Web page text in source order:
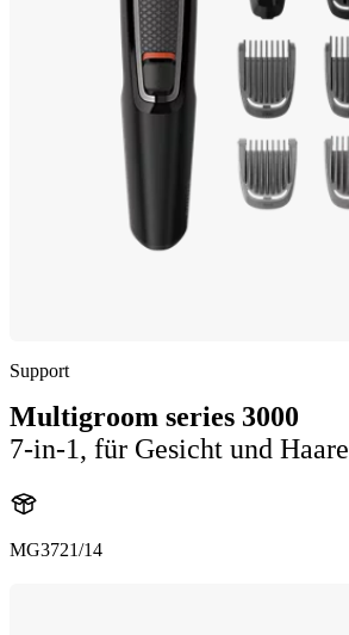
Support
Multigroom series 3000
7-in-1, für Gesicht und Haare
MG3721/14